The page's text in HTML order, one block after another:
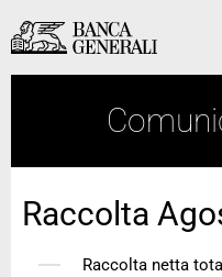
Vai al contenuto principale
Vai al contenuto principale
Raccolta
Raccolta netta